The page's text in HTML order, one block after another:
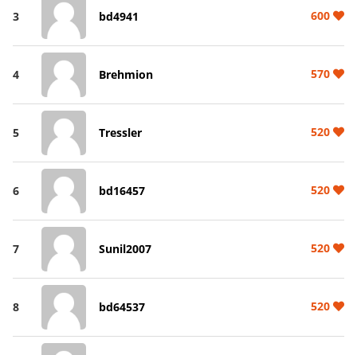
3 bd4941 600
4 Brehmion 570
5 Tressler 520
6 bd16457 520
7 Sunil2007 520
8 bd64537 520